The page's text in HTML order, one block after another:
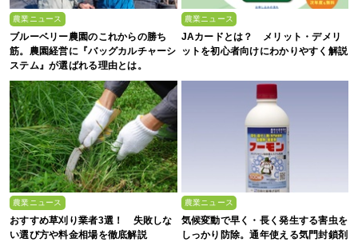
農業ニュース
ブルーベリー農園のこれからの勝ち
筋。農園経営に『バッグカルチャーシ
ステム』が選ばれる理由とは。
農業ニュース
JAカードとは？ メリット・デメリ
ットを初心者向けにわかりやすく解説
農業ニュース
おすすめ草刈り業者3選！ 失敗しな
い選び方や料金相場を徹底解説
農業ニュース
気候変動で早く・長く発生する害虫を
しっかり防除。通年使える気門封鎖剤